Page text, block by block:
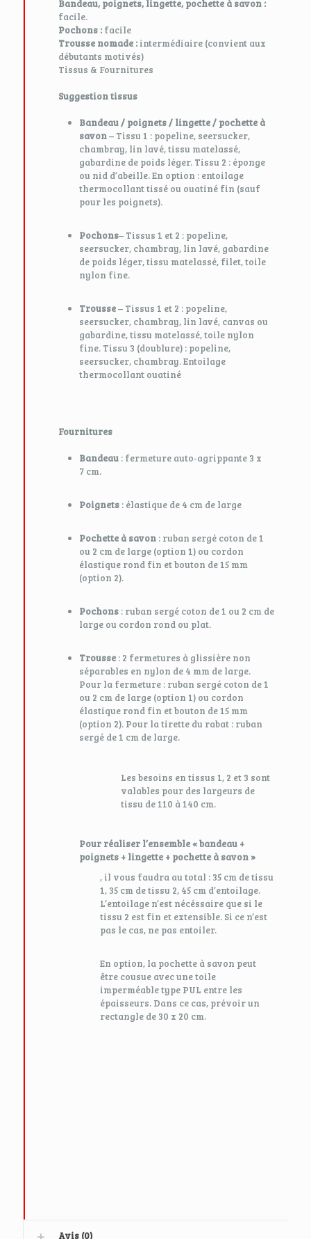
Bandeau, poignets, lingette, pochette à savon :
facile.
Pochons : facile
Trousse nomade : intermédiaire (convient aux
débutants motivés)
Tissus & Fournitures
Suggestion tissus
Bandeau / poignets / lingette / pochette à
savon– Tissu 1 : popeline, seersucker,
chambray, lin lavé, tissu matelassé,
gabardine de poids léger. Tissu 2 : éponge
ou nid d’abeille. En option : entoilage
thermocollant tissé ou ouatiné fin (sauf
pour les poignets).
Pochons– Tissus 1 et 2 : popeline,
seersucker, chambray, lin lavé, gabardine
de poids léger, tissu matelassé, filet, toile
nylon fine.
Trousse– Tissus 1 et 2 : popeline,
seersucker, chambray, lin lavé, canvas ou
gabardine, tissu matelassé, toile nylon
fine. Tissu 3 (doublure) : popeline,
seersucker, chambray. Entoilage
thermocollant ouatiné
Fournitures
Bandeau : fermeture auto-agrippante 3 x
7 cm.
Poignets : élastique de 4 cm de large
Pochette à savon : ruban sergé coton de 1
ou 2 cm de large (option 1) ou cordon
élastique rond fin et bouton de 15 mm
(option 2).
Pochons : ruban sergé coton de 1 ou 2 cm de
large ou cordon rond ou plat.
Trousse : 2 fermetures à glissière non
séparables en nylon de 4 mm de large.
Pour la fermeture : ruban sergé coton de 1
ou 2 cm de large (option 1) ou cordon
élastique rond fin et bouton de 15 mm
(option 2). Pour la tirette du rabat : ruban
sergé de 1 cm de large.
Les besoins en tissus 1, 2 et 3 sont
valables pour des largeurs de
tissu de 110 à 140 cm.
Pour réaliser l’ensemble « bandeau +
poignets + lingette + pochette à savon »
, il vous faudra au total : 35 cm de tissu
1, 35 cm de tissu 2, 45 cm d’entoilage.
L’entoilage n’est nécéssaire que si le
tissu 2 est fin et extensible. Si ce n’est
pas le cas, ne pas entoiler.
En option, la pochette à savon peut
être cousue avec une toile
imperméable type PUL entre les
épaisseurs. Dans ce cas, prévoir un
rectangle de 30 x 20 cm.
Avis (0)